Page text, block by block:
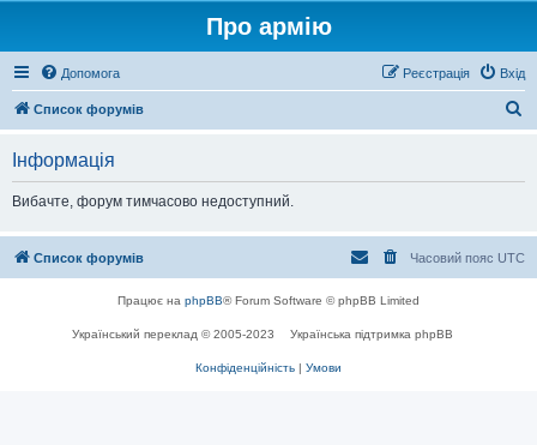
Про армію
Допомога Вхід
Реєстрація
Список форумів
Інформація
Вибачте, форум тимчасово недоступний.
Список форумів Часовий пояс UTC
Працює на phpBB® Forum Software © phpBB Limited
Український переклад © 2005-2023 Українська підтримка phpBB
Конфіденційність | Умови